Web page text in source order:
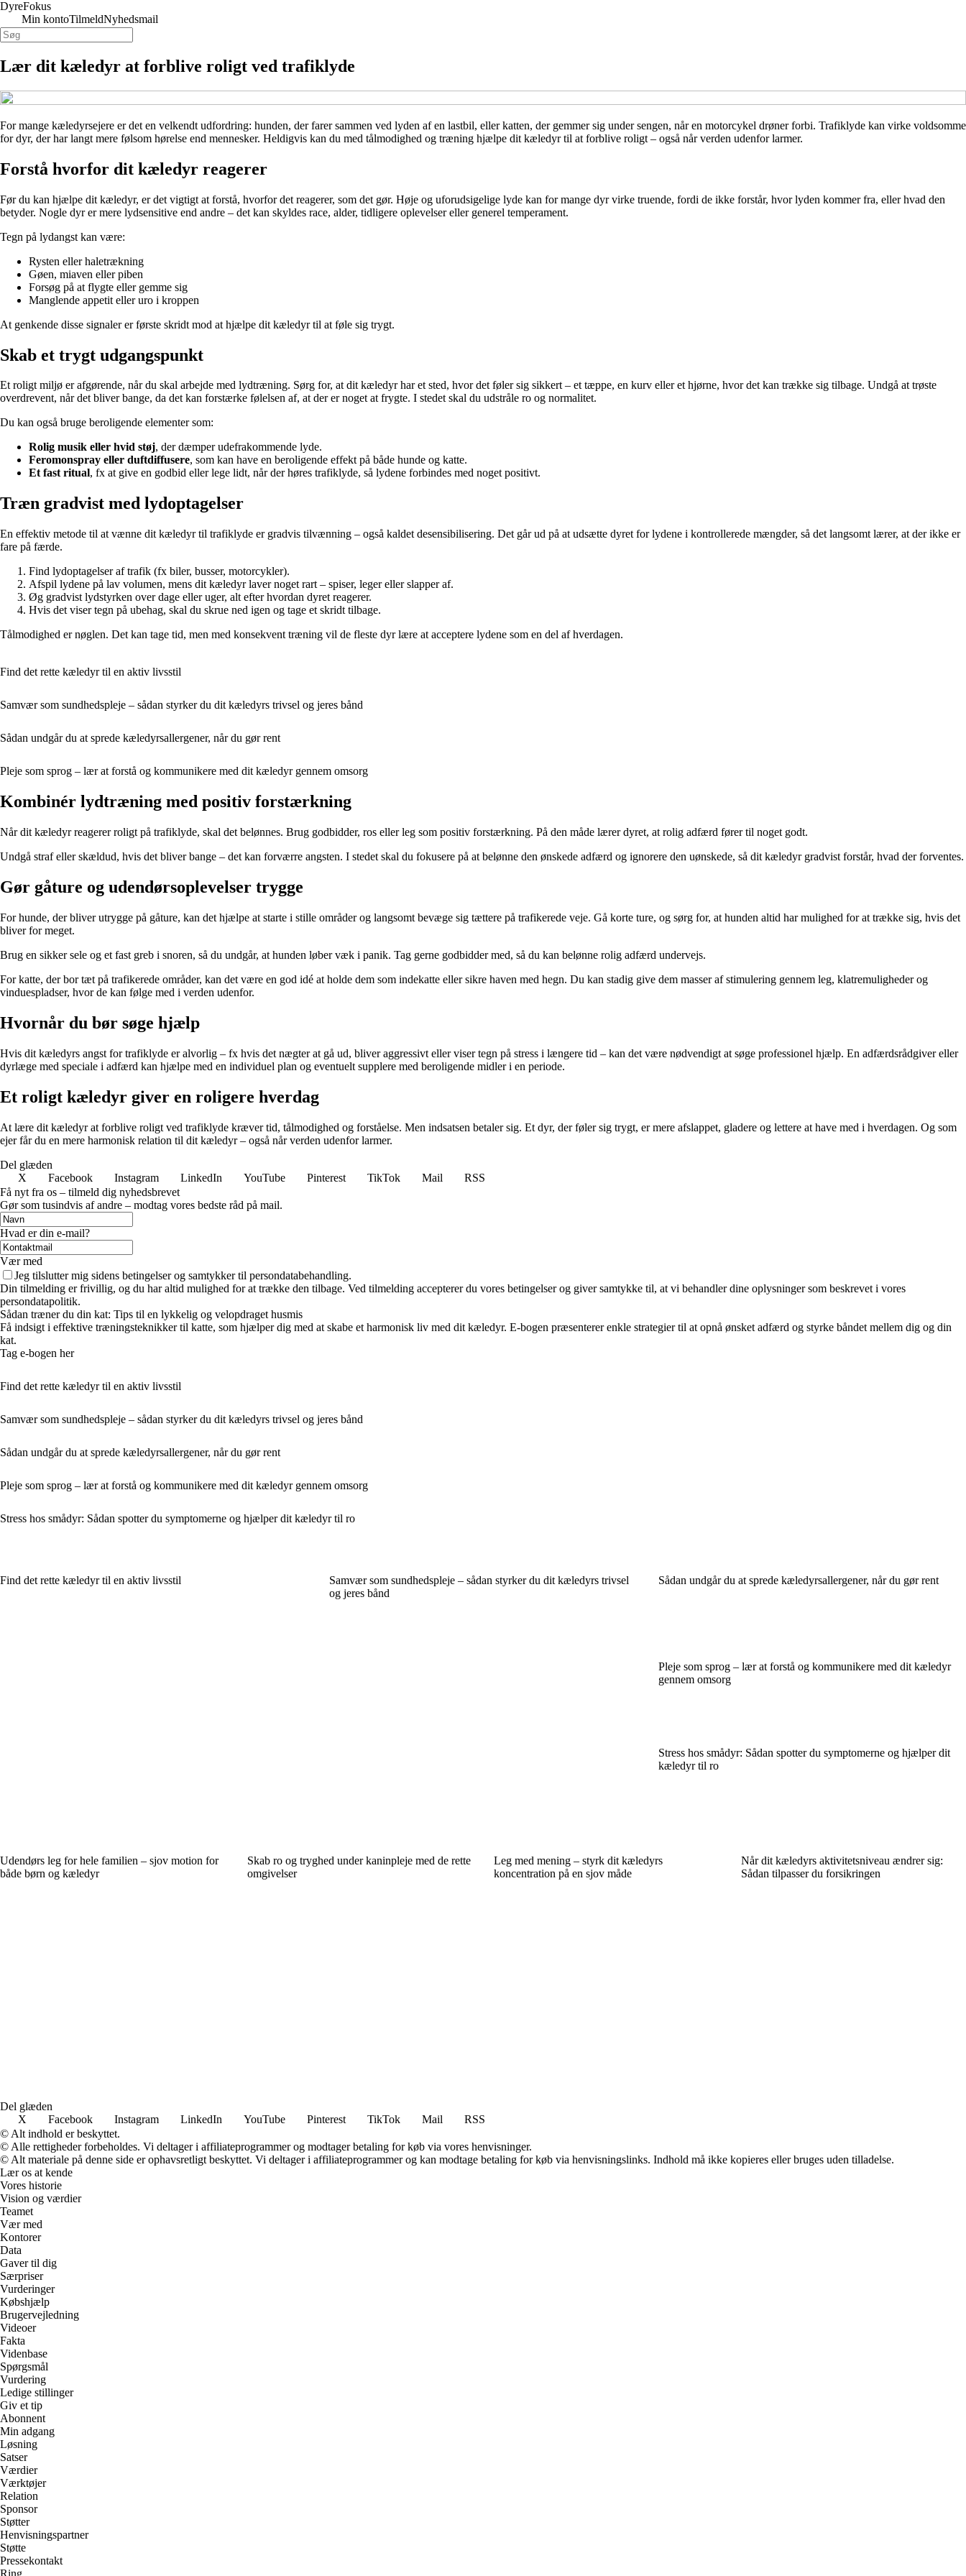
DyreFokus
Min kontoTilmeldNyhedsmail
Lær dit kæledyr at forblive roligt ved trafiklyde
For mange kæledyrsejere er det en velkendt udfordring: hunden, der farer sammen ved lyden af en lastbil, eller katten, der gemmer sig under sengen, når en motorcykel drøner forbi. Trafiklyde kan virke voldsomme
for dyr, der har langt mere følsom hørelse end mennesker. Heldigvis kan du med tålmodighed og træning hjælpe dit kæledyr til at forblive roligt – også når verden udenfor larmer.
Forstå hvorfor dit kæledyr reagerer
Før du kan hjælpe dit kæledyr, er det vigtigt at forstå, hvorfor det reagerer, som det gør. Høje og uforudsigelige lyde kan for mange dyr virke truende, fordi de ikke forstår, hvor lyden kommer fra, eller hvad den
betyder. Nogle dyr er mere lydsensitive end andre – det kan skyldes race, alder, tidligere oplevelser eller generel temperament.
Tegn på lydangst kan være:
Rysten eller haletrækning
Gøen, miaven eller piben
Forsøg på at flygte eller gemme sig
Manglende appetit eller uro i kroppen
At genkende disse signaler er første skridt mod at hjælpe dit kæledyr til at føle sig trygt.
Skab et trygt udgangspunkt
Et roligt miljø er afgørende, når du skal arbejde med lydtræning. Sørg for, at dit kæledyr har et sted, hvor det føler sig sikkert – et tæppe, en kurv eller et hjørne, hvor det kan trække sig tilbage. Undgå at trøste
overdrevent, når det bliver bange, da det kan forstærke følelsen af, at der er noget at frygte. I stedet skal du udstråle ro og normalitet.
Du kan også bruge beroligende elementer som:
Rolig musik eller hvid støj, der dæmper udefrakommende lyde.
Feromonspray eller duftdiffusere, som kan have en beroligende effekt på både hunde og katte.
Et fast ritual, fx at give en godbid eller lege lidt, når der høres trafiklyde, så lydene forbindes med noget positivt.
Træn gradvist med lydoptagelser
En effektiv metode til at vænne dit kæledyr til trafiklyde er gradvis tilvænning – også kaldet desensibilisering. Det går ud på at udsætte dyret for lydene i kontrollerede mængder, så det langsomt lærer, at der ikke er
fare på færde.
Find lydoptagelser af trafik (fx biler, busser, motorcykler).
Afspil lydene på lav volumen, mens dit kæledyr laver noget rart – spiser, leger eller slapper af.
Øg gradvist lydstyrken over dage eller uger, alt efter hvordan dyret reagerer.
Hvis det viser tegn på ubehag, skal du skrue ned igen og tage et skridt tilbage.
Tålmodighed er nøglen. Det kan tage tid, men med konsekvent træning vil de fleste dyr lære at acceptere lydene som en del af hverdagen.
Find det rette kæledyr til en aktiv livsstil
Samvær som sundhedspleje – sådan styrker du dit kæledyrs trivsel og jeres bånd
Sådan undgår du at sprede kæledyrsallergener, når du gør rent
Pleje som sprog – lær at forstå og kommunikere med dit kæledyr gennem omsorg
Kombinér lydtræning med positiv forstærkning
Når dit kæledyr reagerer roligt på trafiklyde, skal det belønnes. Brug godbidder, ros eller leg som positiv forstærkning. På den måde lærer dyret, at rolig adfærd fører til noget godt.
Undgå straf eller skældud, hvis det bliver bange – det kan forværre angsten. I stedet skal du fokusere på at belønne den ønskede adfærd og ignorere den uønskede, så dit kæledyr gradvist forstår, hvad der forventes.
Gør gåture og udendørsoplevelser trygge
For hunde, der bliver utrygge på gåture, kan det hjælpe at starte i stille områder og langsomt bevæge sig tættere på trafikerede veje. Gå korte ture, og sørg for, at hunden altid har mulighed for at trække sig, hvis det
bliver for meget.
Brug en sikker sele og et fast greb i snoren, så du undgår, at hunden løber væk i panik. Tag gerne godbidder med, så du kan belønne rolig adfærd undervejs.
For katte, der bor tæt på trafikerede områder, kan det være en god idé at holde dem som indekatte eller sikre haven med hegn. Du kan stadig give dem masser af stimulering gennem leg, klatremuligheder og
vinduespladser, hvor de kan følge med i verden udenfor.
Hvornår du bør søge hjælp
Hvis dit kæledyrs angst for trafiklyde er alvorlig – fx hvis det nægter at gå ud, bliver aggressivt eller viser tegn på stress i længere tid – kan det være nødvendigt at søge professionel hjælp. En adfærdsrådgiver eller
dyrlæge med speciale i adfærd kan hjælpe med en individuel plan og eventuelt supplere med beroligende midler i en periode.
Et roligt kæledyr giver en roligere hverdag
At lære dit kæledyr at forblive roligt ved trafiklyde kræver tid, tålmodighed og forståelse. Men indsatsen betaler sig. Et dyr, der føler sig trygt, er mere afslappet, gladere og lettere at have med i hverdagen. Og som
ejer får du en mere harmonisk relation til dit kæledyr – også når verden udenfor larmer.
Del glæden
X
Facebook Instagram LinkedIn YouTube Pinterest TikTok Mail
RSS
Få nyt fra os – tilmeld dig nyhedsbrevet
Gør som tusindvis af andre – modtag vores bedste råd på mail.
Hvad er din e-mail?
Vær med
Jeg tilslutter mig sidens betingelser og samtykker til persondatabehandling.
Din tilmelding er frivillig, og du har altid mulighed for at trække den tilbage. Ved tilmelding accepterer du vores betingelser og giver samtykke til, at vi behandler dine oplysninger som beskrevet i vores
persondatapolitik.
Sådan træner du din kat: Tips til en lykkelig og velopdraget husmis
Få indsigt i effektive træningsteknikker til katte, som hjælper dig med at skabe et harmonisk liv med dit kæledyr. E-bogen præsenterer enkle strategier til at opnå ønsket adfærd og styrke båndet mellem dig og din
kat.
Tag e-bogen her
Find det rette kæledyr til en aktiv livsstil
Samvær som sundhedspleje – sådan styrker du dit kæledyrs trivsel og jeres bånd
Sådan undgår du at sprede kæledyrsallergener, når du gør rent
Pleje som sprog – lær at forstå og kommunikere med dit kæledyr gennem omsorg
Stress hos smådyr: Sådan spotter du symptomerne og hjælper dit kæledyr til ro
Find det rette kæledyr til en aktiv livsstil
Samvær som sundhedspleje – sådan styrker du dit kæledyrs trivsel
og jeres bånd
Sådan undgår du at sprede kæledyrsallergener, når du gør rent
Pleje som sprog – lær at forstå og kommunikere med dit kæledyr
gennem omsorg
Stress hos smådyr: Sådan spotter du symptomerne og hjælper dit
kæledyr til ro
Udendørs leg for hele familien – sjov motion for
både børn og kæledyr
Skab ro og tryghed under kaninpleje med de rette
omgivelser
Leg med mening – styrk dit kæledyrs
koncentration på en sjov måde
Når dit kæledyrs aktivitetsniveau ændrer sig:
Sådan tilpasser du forsikringen
Del glæden
X
Facebook Instagram LinkedIn YouTube Pinterest TikTok Mail
RSS
© Alt indhold er beskyttet.
© Alle rettigheder forbeholdes. Vi deltager i affiliateprogrammer og modtager betaling for køb via vores henvisninger.
© Alt materiale på denne side er ophavsretligt beskyttet. Vi deltager i affiliateprogrammer og kan modtage betaling for køb via henvisningslinks. Indhold må ikke kopieres eller bruges uden tilladelse.
Lær os at kende
Vores historie
Vision og værdier
Teamet
Vær med
Kontorer
Data
Gaver til dig
Særpriser
Vurderinger
Købshjælp
Brugervejledning
Videoer
Fakta
Videnbase
Spørgsmål
Vurdering
Ledige stillinger
Giv et tip
Abonnent
Min adgang
Løsning
Satser
Værdier
Værktøjer
Relation
Sponsor
Støtter
Henvisningspartner
Støtte
Pressekontakt
Ring